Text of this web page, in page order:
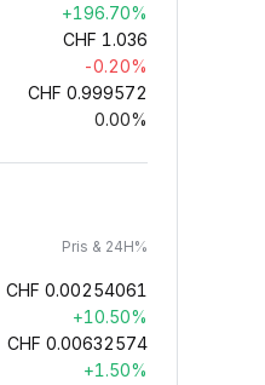
+196.70%
CHF 1.036
-0.20%
CHF 0.999572
0.00%
Pris & 24H%
CHF 0.00254061
+10.50%
CHF 0.00632574
+1.50%